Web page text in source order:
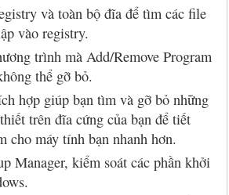
và toàn bộ đĩa để tìm các file
vào registry.
trình mà Add/Remove Program
thể gỡ bỏ.
hợp giúp bạn tìm và gỡ bỏ những
trên đĩa cứng của bạn để tiết
cho máy tính bạn nhanh hơn.
Manager, kiểm soát các phần khởi